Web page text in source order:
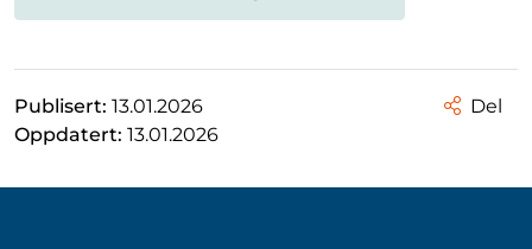
Publisert: 13.01.2026
Oppdatert: 13.01.2026
Del